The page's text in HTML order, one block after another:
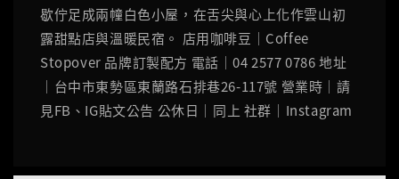
歇佇足成兩幢白色小屋，在舌尖與心上化作雲山初
露甜點店與溫暖民宿。 店用咖啡豆｜Coffee
Stopover 品牌訂製配方 電話｜04 2577 0786 地址
｜台中市東勢區東蘭路石排巷26-117號 營業時｜請
見FB、IG貼文公告 公休日｜同上 社群｜Instagram